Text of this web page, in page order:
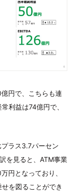
円で、こちらも連
利益は74億円で、
ラス3.7パーセン
を見ると、ATM事業
円となっており、
を図ることができ